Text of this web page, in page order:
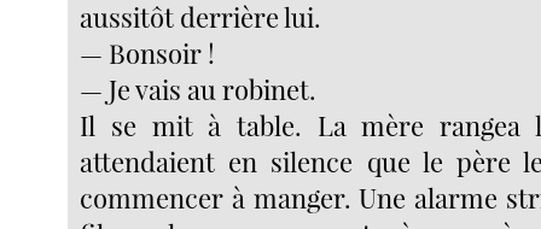
aussitôt derrière lui.
— Bonsoir !
— Je vais au robinet.
Il se mit à table. La mère rangea
attendaient en silence que le père
commencer à manger. Une alarme